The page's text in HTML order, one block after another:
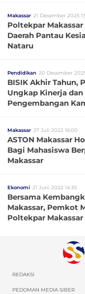
Makassar 21 Desember 2025
Poltekpar
Daerah Pantau
Nataru
Pendidikan 20 Desember
BISIK Akhir Tahun,
Ungkap Kinerja dan
Pengembangan
Makassar 27 Juli 2022 16:00
ASTON Makassar
Bagi Mahasiswa
Makassar
Ekonomi 21 Juni 2022 14:35
Bersama
Makassar, Pemkot
Poltekpar Makassar
REDAKSI
PEDOMAN MEDIA SIBER